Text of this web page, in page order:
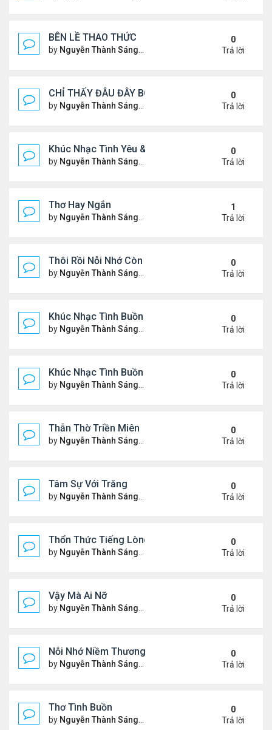
BÊN LỀ THAO THỨC
by Nguyễn Thành Sáng Thứ 4 Tháng 7 24, 2024 10:29
0
Trả lời
CHỈ THẤY ĐÂU ĐÂY BÓNG MỘT NGƯỜI
by Nguyễn Thành Sáng Thứ 4 Tháng 7 24, 2024 10:27
0
Trả lời
Khúc Nhạc Tình Yêu & Câu Chuyện Tình
by Nguyễn Thành Sáng Thứ 5 Tháng 1 25, 2024 2:03
0
Trả lời
Thơ Hay Ngắn
by Nguyễn Thành Sáng Thứ 4 Tháng 1 10, 2024 2:28
1
Trả lời
Thôi Rồi Nỗi Nhớ Còn Đây…
by Nguyễn Thành Sáng Thứ 5 Tháng 12 28, 2023 1:09
0
Trả lời
Khúc Nhạc Tình Buồn – 2
by Nguyễn Thành Sáng Thứ 2 Tháng 12 18, 2023 1:51
0
Trả lời
Khúc Nhạc Tình Buồn - 1
by Nguyễn Thành Sáng Chủ nhật Tháng 12 10, 2023
0
Trả lời
Thẫn Thờ Triền Miên
by Nguyễn Thành Sáng Thứ 2 Tháng 12 04, 2023 1:28
0
Trả lời
Tâm Sự Với Trăng
by Nguyễn Thành Sáng Thứ 5 Tháng 11 23, 2023 6:37
0
Trả lời
Thổn Thức Tiếng Lòng
by Nguyễn Thành Sáng Chủ nhật Tháng 11 19, 2023
0
Trả lời
Vậy Mà Ai Nỡ
by Nguyễn Thành Sáng Thứ 3 Tháng 11 14, 2023 6:03
0
Trả lời
Nỗi Nhớ Niềm Thương Dưới Nắng Tà
by Nguyễn Thành Sáng Thứ 7 Tháng 11 11, 2023 9:48
0
Trả lời
Thơ Tình Buồn
by Nguyễn Thành Sáng Thứ 7 Tháng 11 04, 2023 8:35
0
Trả lời